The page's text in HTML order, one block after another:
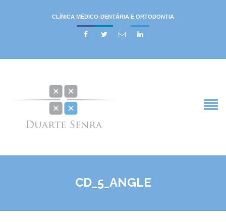
CLÍNICA MÉDICO-DENTÁRIA E ORTODONTIA
   
CD_5_ANGLE